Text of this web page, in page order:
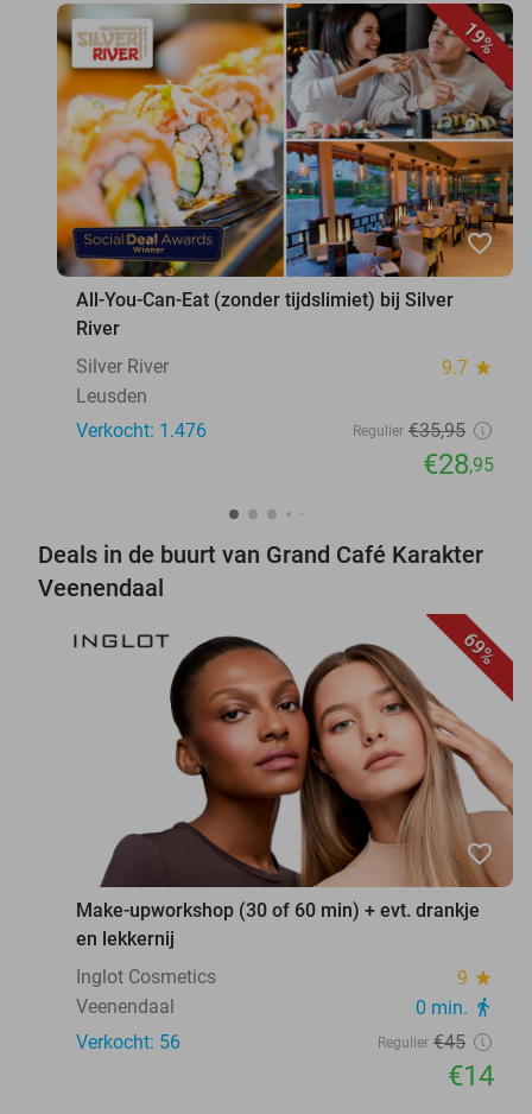
19%
favorite_border
All-You-Can-Eat (zonder tijdslimiet) bij Silver
River
Silver River
9.7 star
Leusden
Verkocht: 1.476
Regulier €35,95
€28,95
Deals in de buurt van Grand Café Karakter
Veenendaal
69%
favorite_border
Make-upworkshop (30 of 60 min) + evt. drankje
en lekkernij
Inglot Cosmetics
9 star
Veenendaal 0 min. directions_walk
Verkocht: 56 Regulier €45
€14